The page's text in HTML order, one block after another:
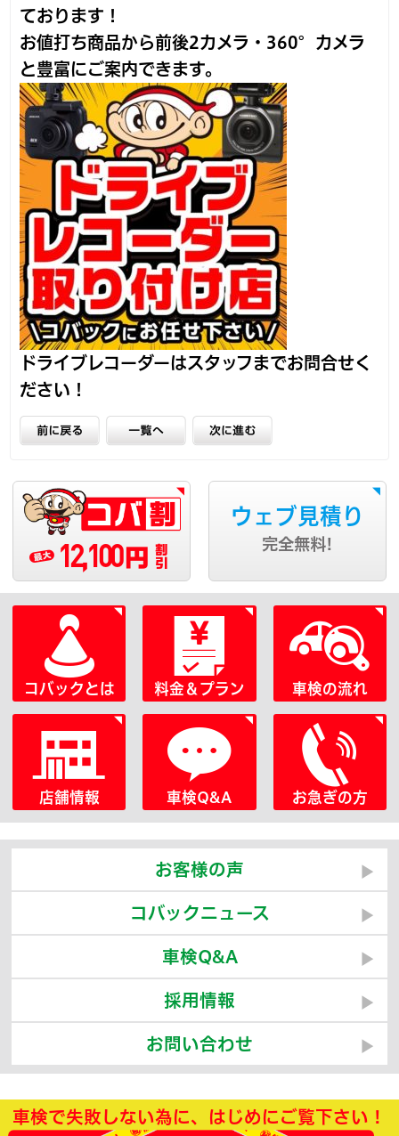
ております！
お値打ち商品から前後2カメラ・360°カメラ
と豊富にご案内できます。
ドライブレコーダーはスタッフまでお問合せく
ださい！
12,100 円
ウェブ見積り
完全無料!
コバックとは 料金＆プラン 車検の流れ
店舗情報 車検Q&A お急ぎの方
お客様の声
コバックニュース
車検Q&A
採用情報
お問い合わせ
車検で失敗しない為に、はじめにご覧下さい！